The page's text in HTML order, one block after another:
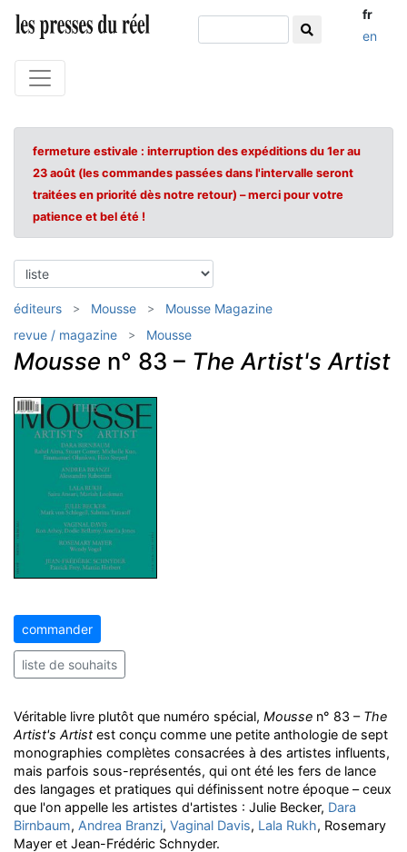
fr
en
fermeture estivale : interruption des expéditions du 1er au
23 août (les commandes passées dans l'intervalle seront
traitées en priorité dès notre retour) – merci pour votre
patience et bel été !
éditeurs Mousse
Mousse Magazine
revue / magazine
Mousse
Mousse n° 83 – The Artist's Artist
commander
liste de souhaits
Véritable livre plutôt que numéro spécial, Mousse n° 83 – The
Artist's Artist est conçu comme une petite anthologie de sept
monographies complètes consacrées à des artistes influents,
mais parfois sous-représentés, qui ont été les fers de lance
des langages et pratiques qui définissent notre époque – ceux
que l'on appelle les artistes d'artistes : Julie Becker, Dara
Birnbaum, Andrea Branzi, Vaginal Davis, Lala Rukh, Rosemary
Mayer et Jean-Frédéric Schnyder.